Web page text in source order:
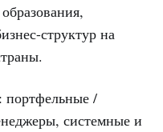
структур на
: портфельные /
системные и